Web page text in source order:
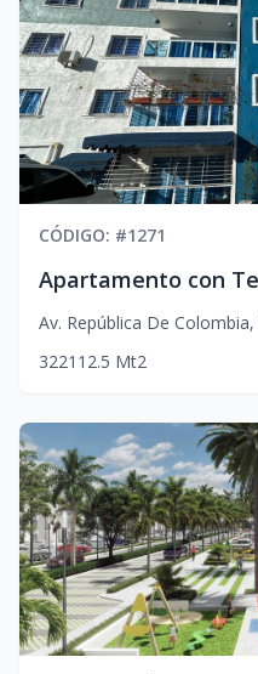
CÓDIGO: #1271
Av. República De Colombia,
322112.5 Mt2